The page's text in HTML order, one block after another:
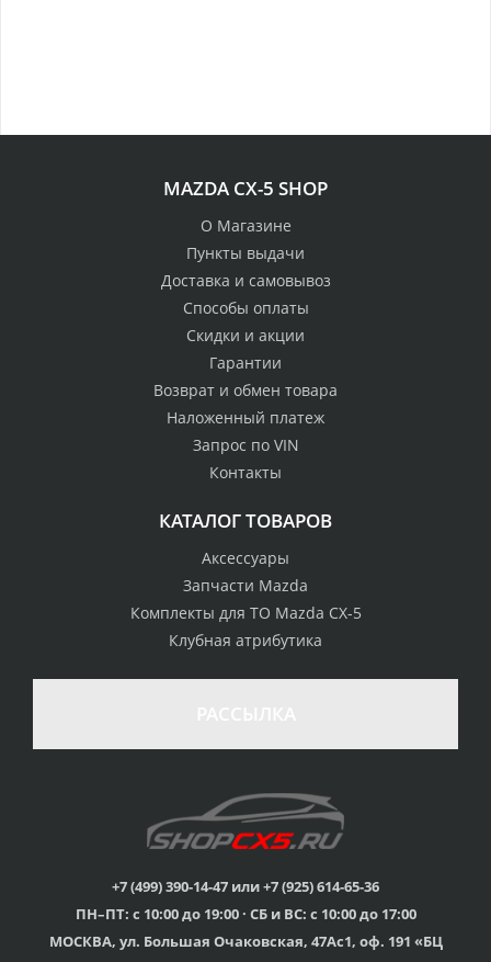
неудовлетворенности
Гарантия качества
Различные способы
Вы можете выбрать
Профессиональная
консультация
обладателям клубных
MAZDA CX-5 SHOP
О Магазине
Пункты выдачи
Доставка и самовывоз
Способы оплаты
Скидки и акции
Гарантии
Возврат и обмен товара
Наложенный платеж
Запрос по VIN
Контакты
КАТАЛОГ ТОВАРОВ
Аксессуары
Запчасти Mazda
Комплекты для ТО Mazda CX-5
Клубная атрибутика
+7 (499) 390-14-47 или +7 (925) 614-65-36
ПН–ПТ: с 10:00 до 19:00 · СБ и ВС: с 10:00 до 17:00
МОСКВА, ул. Большая Очаковская, 47Ас1, оф. 191 «БЦ